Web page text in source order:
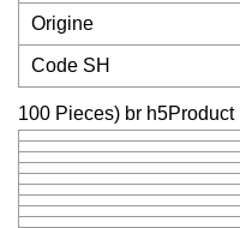
Origine
Code SH
100 Pieces) br